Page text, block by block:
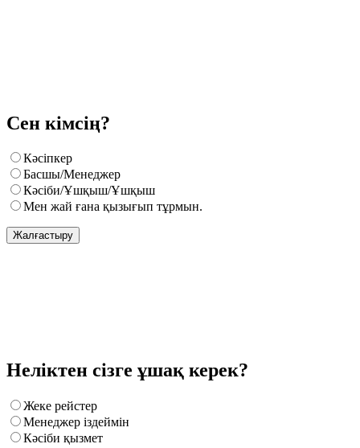
Сен кімсің?
Кәсіпкер
Басшы/Менеджер
Кәсіби/Ұшқыш/Ұшқыш
Мен жай ғана қызығып тұрмын.
Жалғастыру
Неліктен сізге ұшақ керек?
Жеке рейстер
Менеджер іздеймін
Кәсіби қызмет